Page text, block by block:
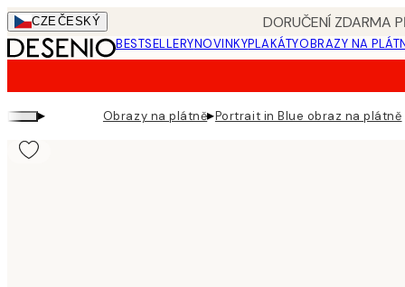
Skip
to
main
CZEČESKÝ DORUČENÍ ZDARMA
BESTSELLERYNOVINKYPLAKÁTYOBRAZY NA
▸ Obrazy na plátně▸Portrait in Blue obraz na plátně